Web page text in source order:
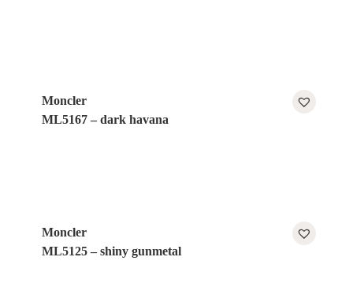
Moncler
ML5167 – dark havana
Moncler
ML5125 – shiny gunmetal